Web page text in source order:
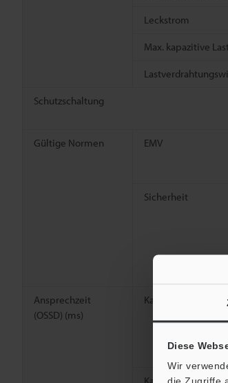
Diese
Wir
die Zugriffe
Leckstrom
Max. kapazitive
Schutzschaltung
Gültige Normen EMV
Sicherheit
Ansprechzeit
(OSSD) (ms)
Kanal 0
Kanal A oder B